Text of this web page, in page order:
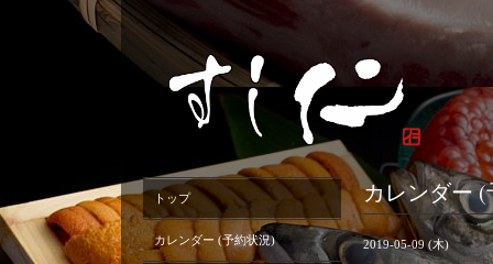
カレンダー
2019-05-09 (木)
トップ
カレンダー (予約状況)